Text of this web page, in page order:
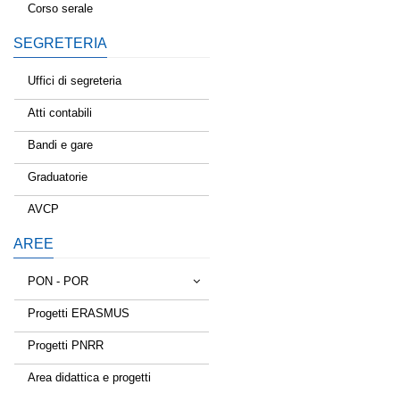
Corso serale
SEGRETERIA
Uffici di segreteria
Atti contabili
Bandi e gare
Graduatorie
AVCP
AREE
PON - POR
Tessere la rete
Estate a scuola
Scuola d'estate
Progetti ERASMUS
Progetti PNRR
Area didattica e progetti